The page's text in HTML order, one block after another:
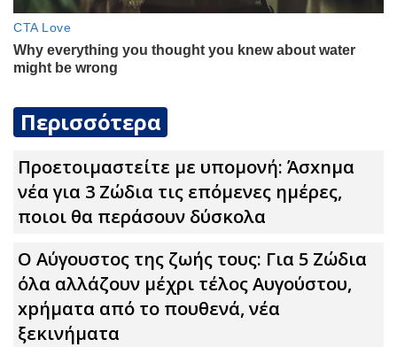
Περισσότερα
Προετοιμαστείτε με υπομονή: Άσxnμα
νέα για 3 Zώδια τις επόμενες ημέρες,
ποιοι θα περάσουν δύσκολα
Ο Αύγουστος της ζωής τους: Για 5 Zώδια
όλα αλλάζουν μέχρι τέλος Αυγούστου,
xpήματα από το πουθενά, νέα
ξεκινήματα